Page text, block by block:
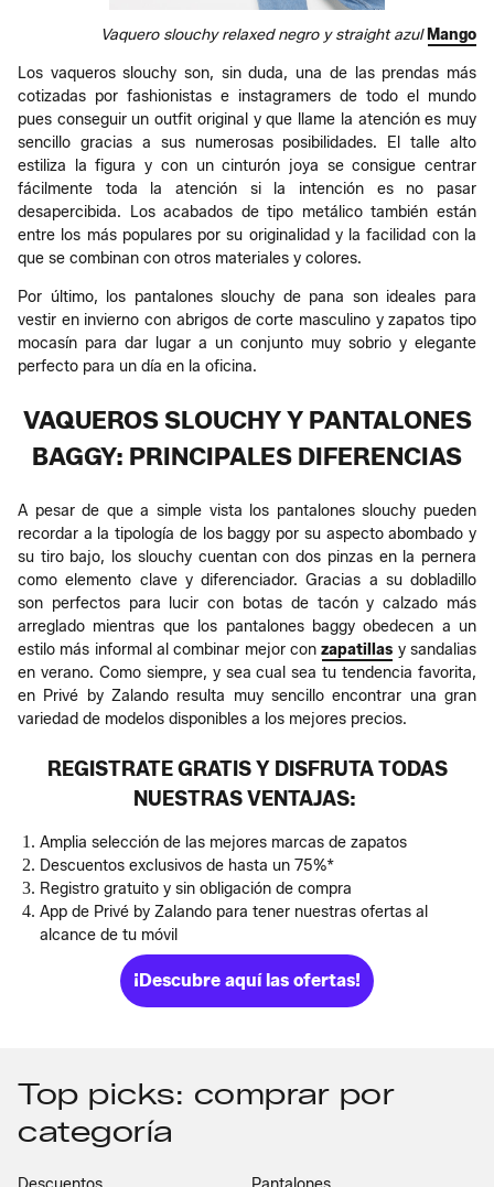
Vaquero slouchy relaxed negro y straight azul Mango
Los vaqueros slouchy son, sin duda, una de las prendas más
cotizadas por fashionistas e instagramers de todo el mundo
pues conseguir un outfit original y que llame la atención es muy
sencillo gracias a sus numerosas posibilidades. El talle alto
estiliza la figura y con un cinturón joya se consigue centrar
fácilmente toda la atención si la intención es no pasar
desapercibida. Los acabados de tipo metálico también están
entre los más populares por su originalidad y la facilidad con la
que se combinan con otros materiales y colores.
Por último, los pantalones slouchy de pana son ideales para
vestir en invierno con abrigos de corte masculino y zapatos tipo
mocasín para dar lugar a un conjunto muy sobrio y elegante
perfecto para un día en la oficina.
VAQUEROS SLOUCHY Y PANTALONES
BAGGY: PRINCIPALES DIFERENCIAS
A pesar de que a simple vista los pantalones slouchy pueden
recordar a la tipología de los baggy por su aspecto abombado y
su tiro bajo, los slouchy cuentan con dos pinzas en la pernera
como elemento clave y diferenciador. Gracias a su dobladillo
son perfectos para lucir con botas de tacón y calzado más
arreglado mientras que los pantalones baggy obedecen a un
estilo más informal al combinar mejor conzapatillas y sandalias
en verano. Como siempre, y sea cual sea tu tendencia favorita,
en Privé by Zalando resulta muy sencillo encontrar una gran
variedad de modelos disponibles a los mejores precios.
REGISTRATE GRATIS Y DISFRUTA TODAS
NUESTRAS VENTAJAS:
Amplia selección de las mejores marcas de zapatos
Descuentos exclusivos de hasta un 75%*
Registro gratuito y sin obligación de compra
App de Privé by Zalando para tener nuestras ofertas al
alcance de tu móvil
¡Descubre aquí las ofertas!
Top picks: comprar por
categoría